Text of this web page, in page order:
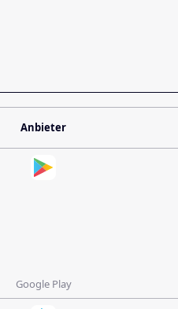
Anbieter
Google Play